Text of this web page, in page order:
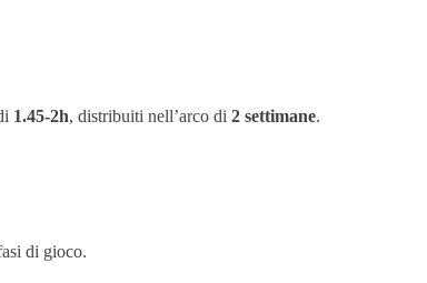
1.45-2h, distribuiti nell’arco di 2 settimane.
di gioco.